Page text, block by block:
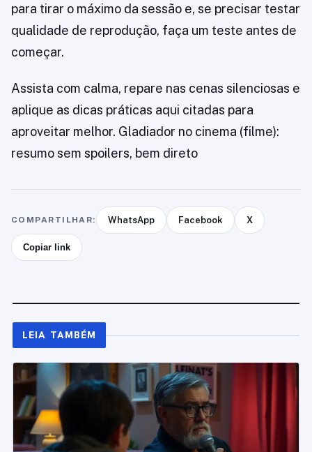
para tirar o máximo da sessão e, se precisar testar
qualidade de reprodução, faça um teste antes de
começar.
Assista com calma, repare nas cenas silenciosas e
aplique as dicas práticas aqui citadas para
aproveitar melhor. Gladiador no cinema (filme):
resumo sem spoilers, bem direto
COMPARTILHAR: WhatsApp Facebook X
Copiar link
LEIA TAMBÉM